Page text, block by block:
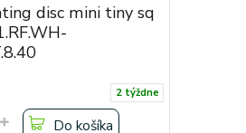
disc mini tiny sq
2 týždne
Do košíka